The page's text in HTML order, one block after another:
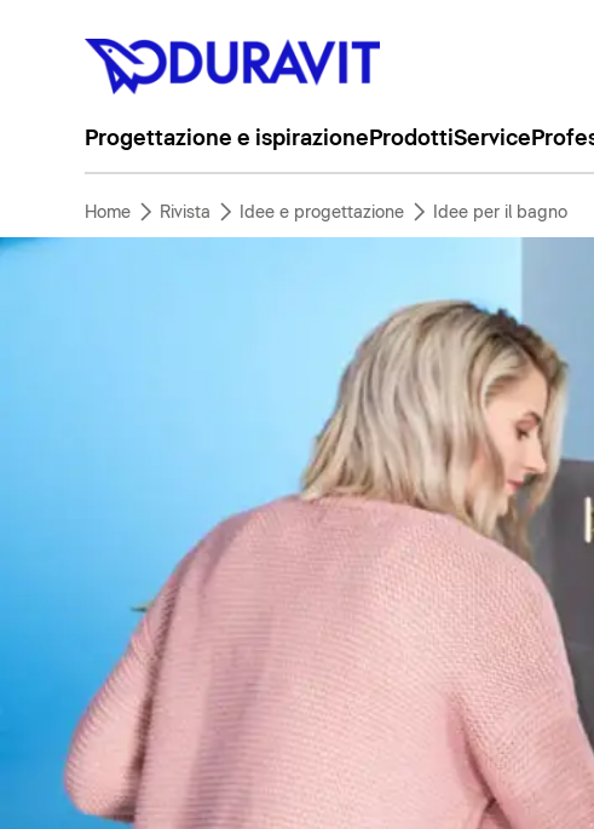
Progettazione e ispirazione ProdottiService
Home Rivista Idee e progettazione Idee per il bagno